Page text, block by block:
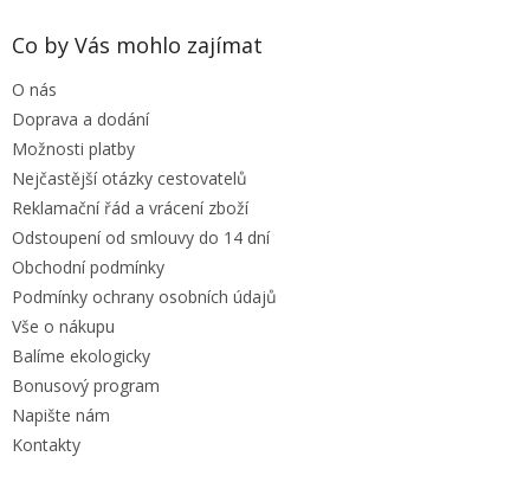
Co by Vás mohlo zajímat
O nás
Doprava a dodání
Možnosti platby
Nejčastější otázky cestovatelů
Reklamační řád a vrácení zboží
Odstoupení od smlouvy do 14 dní
Obchodní podmínky
Podmínky ochrany osobních údajů
Vše o nákupu
Balíme ekologicky
Bonusový program
Napište nám
Kontakty